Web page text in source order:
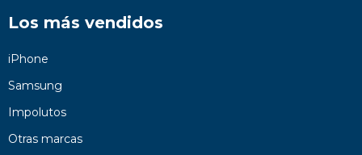
Los más vendidos
iPhone
Samsung
Impolutos
Otras marcas